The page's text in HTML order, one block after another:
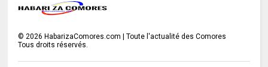
©2026 HabarizaComores.com | Toute l'actualité des Comores
Tous droits réservés.